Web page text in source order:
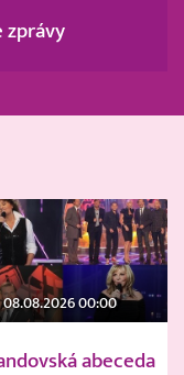
zprávy
08.08.2026 00:00
abeceda